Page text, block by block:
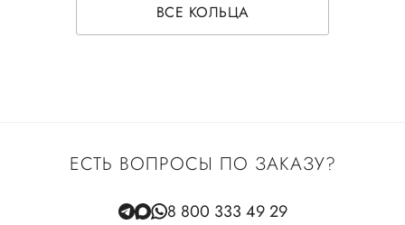
ВСЕ КОЛЬЦА
ЕСТЬ ВОПРОСЫ ПО ЗАКАЗУ?
8 800 333 49 29